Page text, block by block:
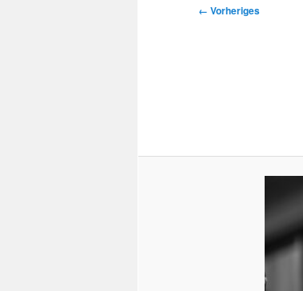
Bilder-
← Vorheriges